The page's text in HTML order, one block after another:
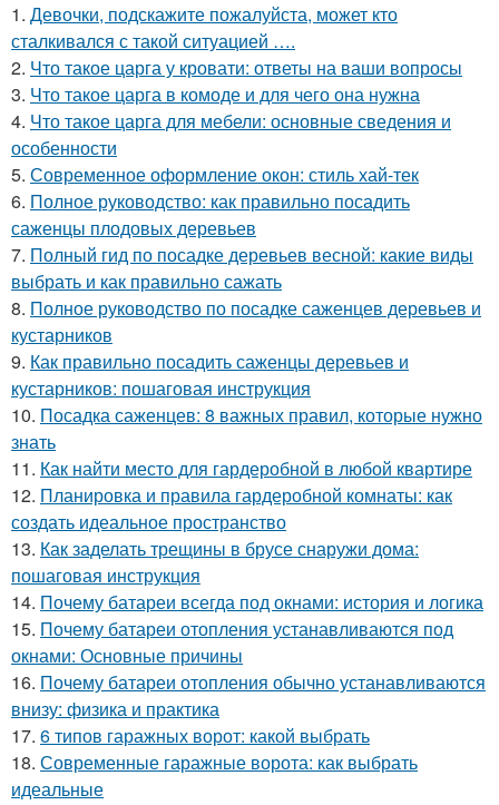
1. Девочки, подскажите пожалуйста, может кто
сталкивался с такой ситуацией ….
2. Что такое царга у кровати: ответы на ваши вопросы
3. Что такое царга в комоде и для чего она нужна
4. Что такое царга для мебели: основные сведения и
особенности
5. Современное оформление окон: стиль хай-тек
6. Полное руководство: как правильно посадить
саженцы плодовых деревьев
7. Полный гид по посадке деревьев весной: какие виды
выбрать и как правильно сажать
8. Полное руководство по посадке саженцев деревьев и
кустарников
9. Как правильно посадить саженцы деревьев и
кустарников: пошаговая инструкция
10. Посадка саженцев: 8 важных правил, которые нужно
знать
11. Как найти место для гардеробной в любой квартире
12. Планировка и правила гардеробной комнаты: как
создать идеальное пространство
13. Как заделать трещины в брусе снаружи дома:
пошаговая инструкция
14. Почему батареи всегда под окнами: история и логика
15. Почему батареи отопления устанавливаются под
окнами: Основные причины
16. Почему батареи отопления обычно устанавливаются
внизу: физика и практика
17. 6 типов гаражных ворот: какой выбрать
18. Современные гаражные ворота: как выбрать
идеальные